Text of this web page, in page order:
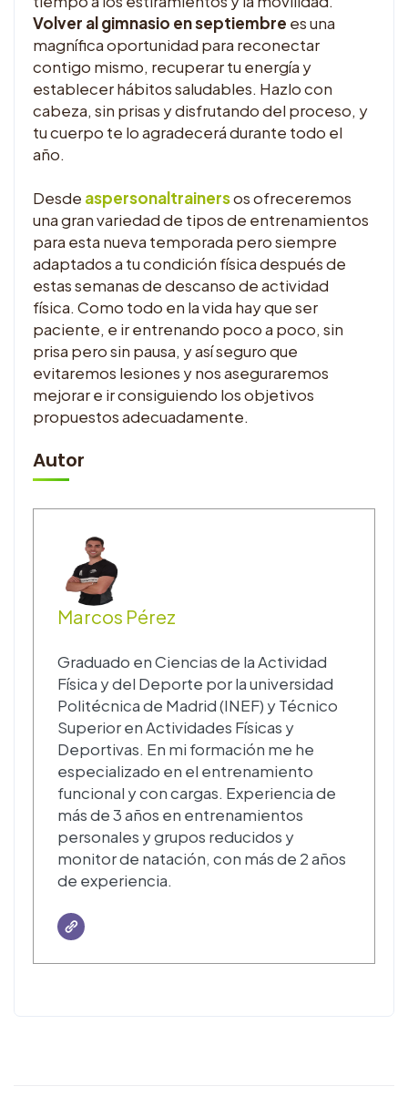
Volver al gimnasio en septiembre es una
magnífica oportunidad para reconectar
contigo mismo, recuperar tu energía y
establecer hábitos saludables. Hazlo con
cabeza, sin prisas y disfrutando del proceso, y
tu cuerpo te lo agradecerá durante todo el
año.
Desde aspersonaltrainersos ofreceremos
una gran variedad de tipos de entrenamientos
para esta nueva temporada pero siempre
adaptados a tu condición física después de
estas semanas de descanso de actividad
física. Como todo en la vida hay que ser
paciente, e ir entrenando poco a poco, sin
prisa pero sin pausa, y así seguro que
evitaremos lesiones y nos aseguraremos
mejorar e ir consiguiendo los objetivos
propuestos adecuadamente.
Autor
Marcos Pérez
Graduado en Ciencias de la Actividad
Física y del Deporte por la universidad
Politécnica de Madrid (INEF) y Técnico
Superior en Actividades Físicas y
Deportivas. En mi formación me he
especializado en el entrenamiento
funcional y con cargas. Experiencia de
más de 3 años en entrenamientos
personales y grupos reducidos y
monitor de natación, con más de 2 años
de experiencia.